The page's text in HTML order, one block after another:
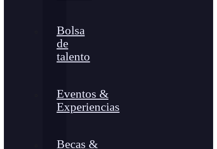
Bolsa
de
talento
Eventos &
Experiencias
Becas &